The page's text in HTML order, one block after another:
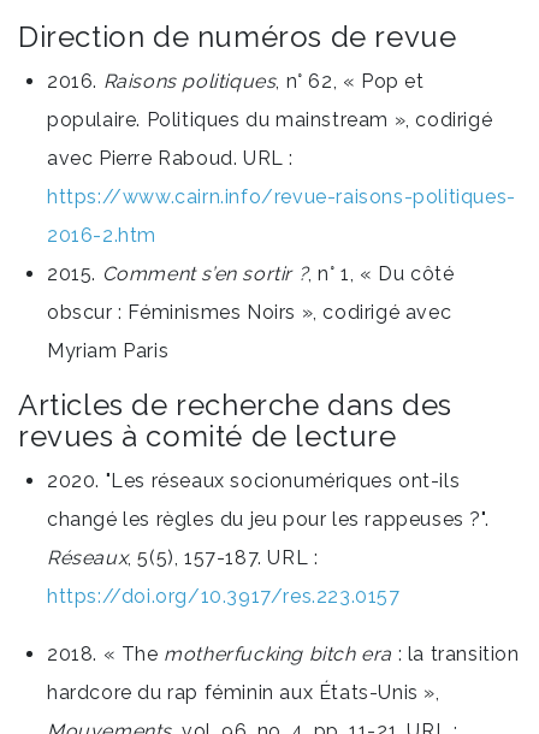
Direction de numéros de revue
2016. Raisons politiques, n° 62, « Pop et
populaire. Politiques du mainstream », codirigé
avec Pierre Raboud. URL :
https://www.cairn.info/revue-raisons-politiques-
2016-2.htm
2015. Comment s’en sortir ?, n° 1, « Du côté
obscur : Féminismes Noirs », codirigé avec
Myriam Paris
Articles de recherche dans des
revues à comité de lecture
2020. "Les réseaux socionumériques ont-ils
changé les règles du jeu pour les rappeuses ?".
Réseaux, 5(5), 157-187. URL :
https://doi.org/10.3917/res.223.0157
2018. « The motherfucking bitch era : la transition
hardcore du rap féminin aux États-Unis »,